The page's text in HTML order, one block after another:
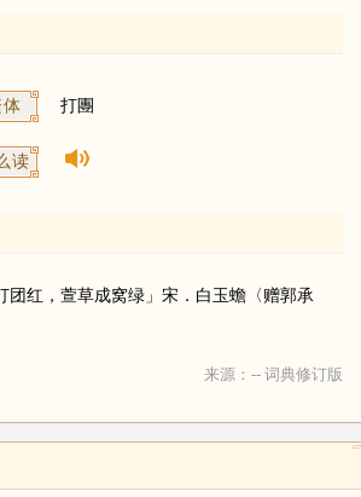
体 打團
读
团红，萱草成窝绿」宋．白玉蟾〈赠郭承
来源：-- 词典修订版